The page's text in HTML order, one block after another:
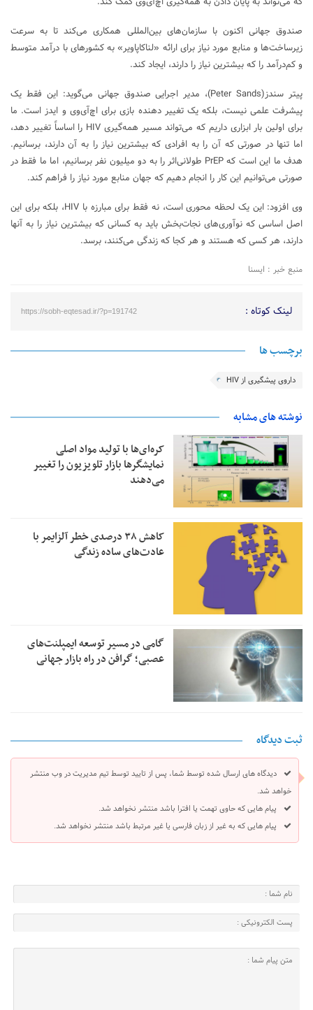
صندوق جهانی اکنون با سازمان‌های بین‌المللی همکاری می‌کند تا به سرعت
زیرساخت‌ها و منابع مورد نیاز برای ارائه «لناکاپاویر» به کشورهای با درآمد متوسط
و کم‌درآمد را که بیشترین نیاز را دارند، ایجاد کند.
پیتر سندز(Peter Sands)، مدیر اجرایی صندوق جهانی می‌گوید: این فقط یک
پیشرفت علمی نیست، بلکه یک تغییر دهنده بازی برای اچ‌آی‌وی و ایدز است. ما
برای اولین بار ابزاری داریم که می‌تواند مسیر همه‌گیری HIV را اساساً تغییر دهد،
اما تنها در صورتی که آن را به افرادی که بیشترین نیاز را به آن دارند، برسانیم.
هدف ما این است که PrEP طولانی‌اثر را به دو میلیون نفر برسانیم، اما ما فقط در
صورتی می‌توانیم این کار را انجام دهیم که جهان منابع مورد نیاز را فراهم کند.
وی افزود: این یک لحظه محوری است، نه فقط برای مبارزه با HIV، بلکه برای این
اصل اساسی که نوآوری‌های نجات‌بخش باید به کسانی که بیشترین نیاز را به آنها
دارند، هر کسی که هستند و هر کجا که زندگی می‌کنند، برسد.
منبع خبر : ایسنا
لینک کوتاه : https://sobh-eqtesad.ir/?p=191742
برچسب ها
داروی پیشگیری از HIV
نوشته های مشابه
کره‌ای‌ها با تولید مواد اصلی
نمایشگرها بازار تلویزیون را تغییر
می‌دهند
کاهش ۳۸ درصدی خطر آلزایمر با
عادت‌های ساده زندگی
گامی در مسیر توسعه ایمپلنت‌های
عصبی؛ گرافن در راه بازار جهانی
ثبت دیدگاه
دیدگاه های ارسال شده توسط شما، پس از تایید توسط تیم مدیریت در وب منتشر
خواهد شد.
پیام هایی که حاوی تهمت یا افترا باشد منتشر نخواهد شد.
پیام هایی که به غیر از زبان فارسی یا غیر مرتبط باشد منتشر نخواهد شد.